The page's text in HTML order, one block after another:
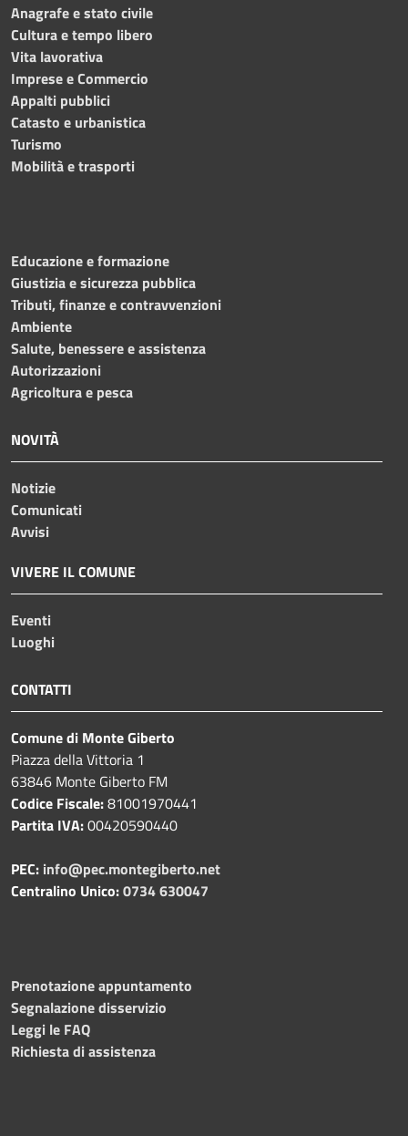
Anagrafe e stato civile
Cultura e tempo libero
Vita lavorativa
Imprese e Commercio
Appalti pubblici
Catasto e urbanistica
Turismo
Mobilità e trasporti
Educazione e formazione
Giustizia e sicurezza pubblica
Tributi, finanze e contravvenzioni
Ambiente
Salute, benessere e assistenza
Autorizzazioni
Agricoltura e pesca
NOVITÀ
Notizie
Comunicati
Avvisi
VIVERE IL COMUNE
Eventi
Luoghi
CONTATTI
Comune di Monte Giberto
Piazza della Vittoria 1
63846 Monte Giberto FM
Codice Fiscale:81001970441
Partita IVA:00420590440
PEC: info@pec.montegiberto.net
Centralino Unico:0734 630047
Prenotazione appuntamento
Segnalazione disservizio
Leggi le FAQ
Richiesta di assistenza